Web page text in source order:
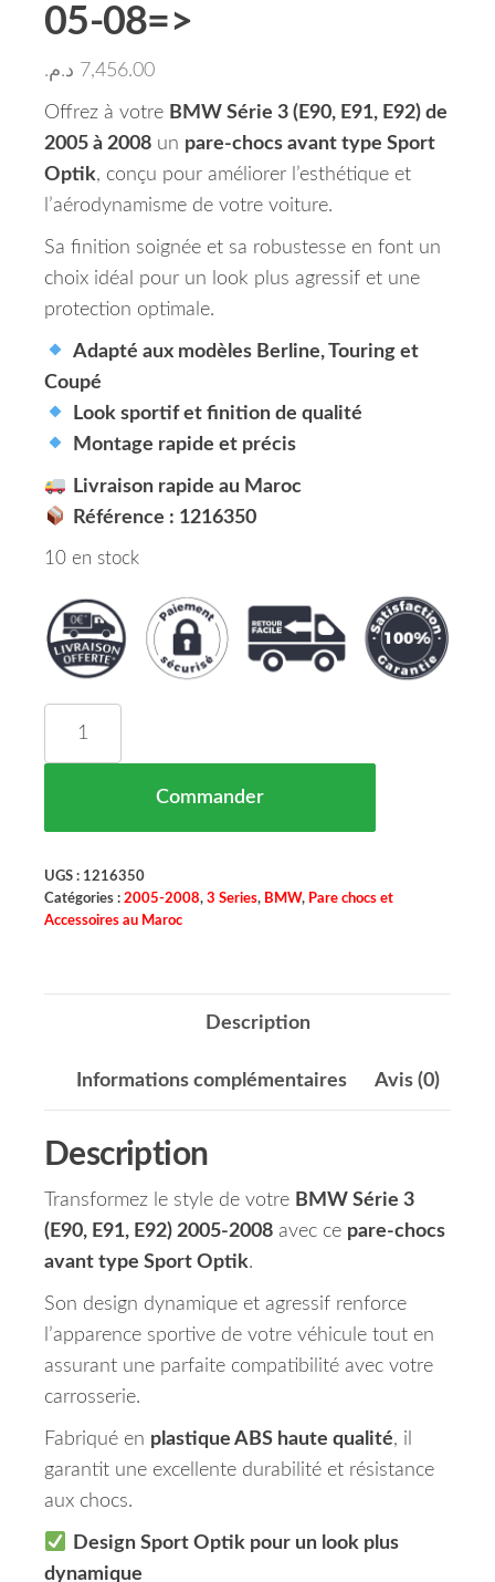
05-08=>
7,456.00 د.م.
Offrez à votre BMW Série 3 (E90, E91, E92) de
2005 à 2008 un pare-chocs avant type Sport
Optik, conçu pour améliorer l’esthétique et
l’aérodynamisme de votre voiture.
Sa finition soignée et sa robustesse en font un
choix idéal pour un look plus agressif et une
protection optimale.
Adapté aux modèles Berline, Touring et
Coupé
Look sportif et finition de qualité
Montage rapide et précis
Livraison rapide au Maroc
Référence : 1216350
10 en stock
Commander
UGS : 1216350
Catégories : 2005-2008, 3 Series, BMW, Pare chocs et
Accessoires au Maroc
Description
Informations complémentaires Avis (0)
Description
Transformez le style de votre BMW Série 3
(E90, E91, E92) 2005-2008 avec ce pare-chocs
avant type Sport Optik.
Son design dynamique et agressif renforce
l’apparence sportive de votre véhicule tout en
assurant une parfaite compatibilité avec votre
carrosserie.
Fabriqué en plastique ABS haute qualité, il
garantit une excellente durabilité et résistance
aux chocs.
Design Sport Optik pour un look plus
dynamique